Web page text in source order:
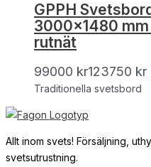
GPPH
3000×1480
rutnät
99000 kr123750 kr
Traditionella svetsbord
Allt inom svets! Försäljning,
svetsutrustning.